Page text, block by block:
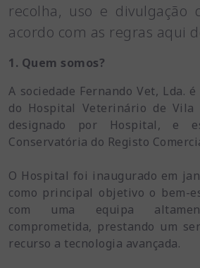
recolha, uso e divulgação
acordo com as regras aqui
1. Quem somos?
A sociedade Fernando Vet, Lda.
do Hospital Veterinário de Vila
designado por Hospital, e
Conservatória do Registo
O Hospital foi inaugurado em
como principal objetivo o bem-
com uma equipa
comprometida, prestando um
recurso a tecnologia avançada.